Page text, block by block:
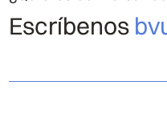
Escríbenos